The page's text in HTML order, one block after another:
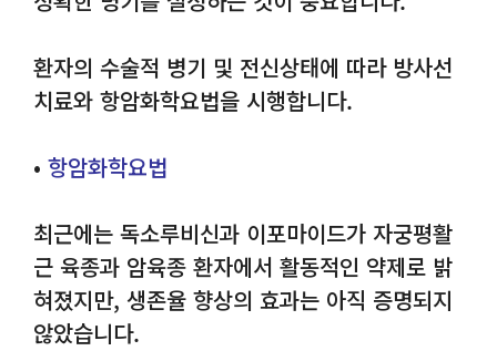
환자의 수술적 병기 및 전신상태에 따라 방사선
치료와 항암화학요법을 시행합니다.
• 항암화학요법
최근에는 독소루비신과 이포마이드가 자궁평활
근 육종과 암육종 환자에서 활동적인 약제로 밝
혀졌지만, 생존율 향상의 효과는 아직 증명되지
않았습니다.